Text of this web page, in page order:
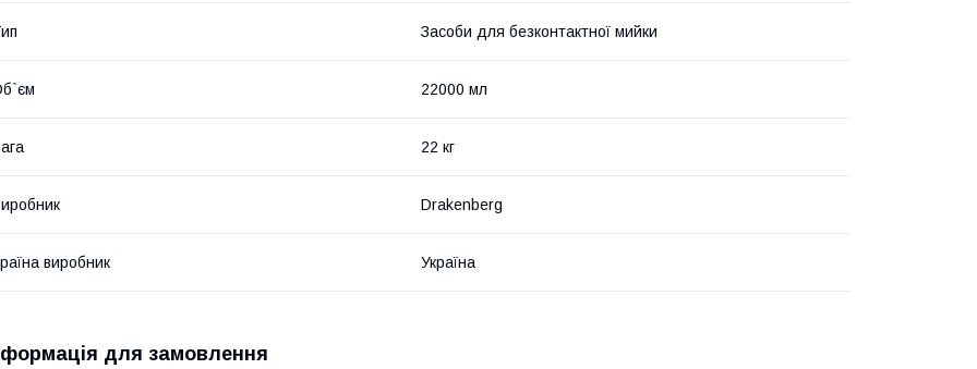
Засоби для безконтактної мийки
22000 мл
22 кг
Drakenberg
виробник Україна
для замовлення